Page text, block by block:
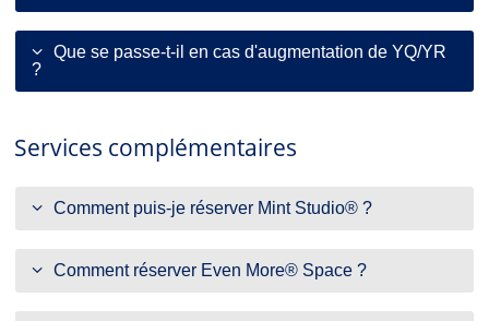
Que se passe-t-il en cas d'augmentation de YQ/YR
?
Services complémentaires
Comment puis-je réserver Mint Studio® ?
Comment réserver Even More® Space ?